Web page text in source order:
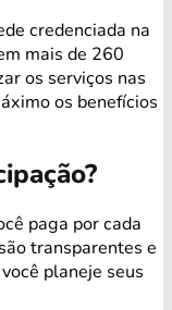
credenciada na
mais de 260
os serviços nas
os benefícios
paga por cada
transparentes e
planeje seus